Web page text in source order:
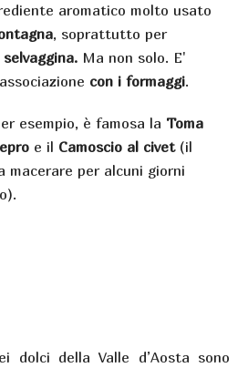
aromatico molto usato
, soprattutto per
selvaggina. Ma non solo. E'
con i formaggi.
esempio, è famosa la Toma
e il Camoscio al civet (il
macerare per alcuni giorni
dolci della Valle d’Aosta sono